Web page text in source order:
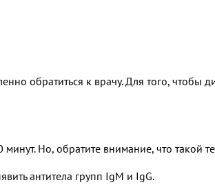
обратиться к врачу. Для того, чтобы
минут. Но, обратите внимание, что
антитела групп IgM и IgG.